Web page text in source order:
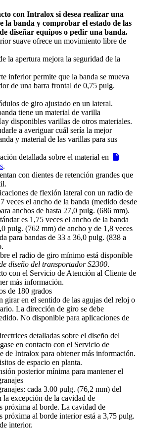
con Intralox si desea realizar una
la banda y comprobar el estado de las
diseñar equipos o pedir una banda.
suave ofrece un movimiento libre de
la apertura mejora la seguridad de la
inferior permite que la banda se mueva
de una barra frontal de 0,75 pulg.
de giro ajustado en un lateral.
tiene un material de varilla
disponibles varillas de otros materiales.
a averiguar cuál sería la mejor
y material de las varillas para sus
detallada sobre el material en
.
con dientes de retención grandes que
de flexión lateral con un radio de
veces el ancho de la banda (medido desde
anchos de hasta 27,0 pulg. (686 mm).
es 1,75 veces el ancho de la banda
pulg. (762 mm) de ancho y de 1,8 veces
para bandas de 33 a 36,0 pulg. (838 a
el radio de giro mínimo está disponible
diseño del transportador S2300.
con el Servicio de Atención al Cliente de
más información.
de 180 grados
girar en el sentido de las agujas del reloj o
La dirección de giro se debe
No disponible para aplicaciones de
detalladas sobre el diseño del
en contacto con el Servicio de
de Intralox para obtener más información.
de espacio en planta.
posterior mínima para mantener el
cada 3.00 pulg. (76,2 mm) del
la excepción de la cavidad de
próxima al borde. La cavidad de
próxima al borde interior está a 3,75 pulg.
interior.